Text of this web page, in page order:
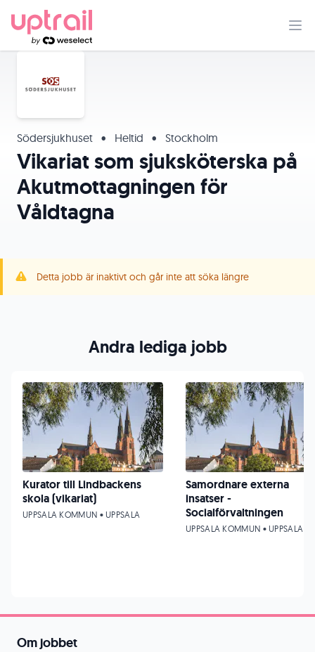
Södersjukhuset • Heltid • Stockholm
Vikariat som sjuksköterska på
Akutmottagningen för
Våldtagna
Detta jobb är inaktivt och går inte att söka längre
Om jobbet
Andra lediga jobb
Kurator till Lindbackens
skola (vikariat)
UPPSALA KOMMUN • UPPSALA
Samordnare externa
insatser -
Socialförvaltningen
UPPSALA KOMMUN • UPPSALA